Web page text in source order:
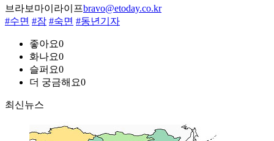
브라보마이라이프bravo@etoday.co.kr
#수면 #잠 #숙면 #동년기자
좋아요0
화나요0
슬퍼요0
더 궁금해요0
최신뉴스